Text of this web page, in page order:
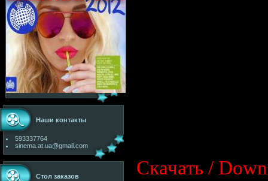
Наши контакты
593337764
sinema.at.ua@gmail.com
Стол заказов Cкачать /